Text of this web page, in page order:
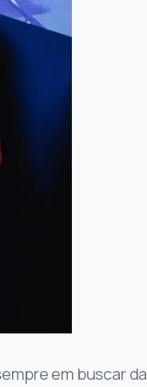
em buscar da